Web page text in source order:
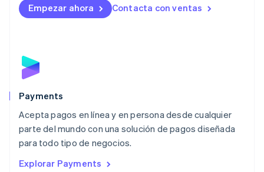
Empezar ahora Contacta con ventas
Payments
Acepta pagos en línea y en persona desde cualquier
parte del mundo con una solución de pagos diseñada
para todo tipo de negocios.
Explorar Payments
Luxemburgo
Malta
English
Español
English
Nueva Zelandia
English
NederlandsEnglish